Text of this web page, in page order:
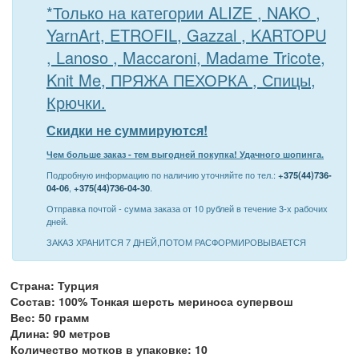
*Только на категории ALIZE , NAKO ,
YarnArt, ETROFIL, Gazzal , KARTOPU
, Lanoso , Maccaroni, Madame Tricote,
Knit Me, ПРЯЖА ПЕХОРКА , Спицы,
Крючки.
Скидки не суммируются!
Чем больше заказ - тем выгодней покупка! Удачного шопинга.
Подробную информацию по наличию уточняйте по тел.: +375(44)736-
04-06, +375(44)736-04-30.
Отправка почтой - сумма заказа от 10 рублей в течение 3-х рабочих
дней.
ЗАКАЗ ХРАНИТСЯ 7 ДНЕЙ,ПОТОМ РАСФОРМИРОВЫВАЕТСЯ
Страна: Турция
Состав: 100% Тонкая шерсть мериноса супервош
Вес: 50 грамм
Длина: 90 метров
Количество мотков в упаковке: 10